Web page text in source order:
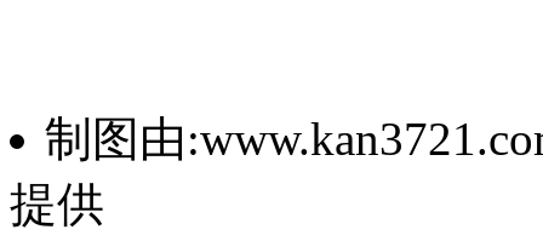
制图由
提供